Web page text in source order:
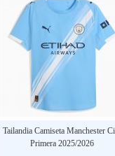
Tailandia Camiseta Manchester
Primera 2025/2026